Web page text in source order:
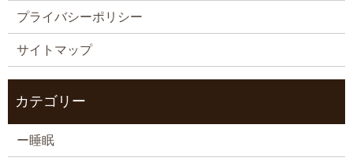
プライバシーポリシー
サイトマップ
カテゴリー
ー睡眠